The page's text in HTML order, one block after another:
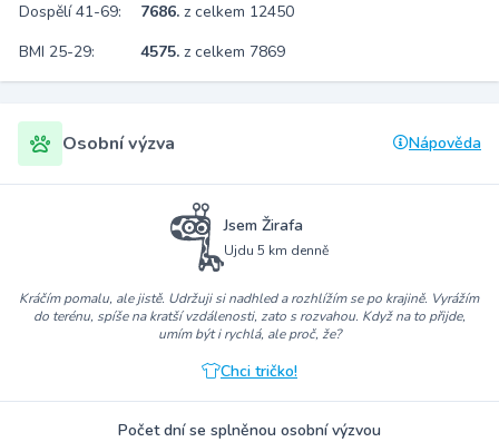
Dospělí 41-69:
7686. z celkem 12450
BMI 25-29:
4575. z celkem 7869
Osobní výzva Nápověda
Jsem Žirafa
Ujdu 5 km denně
Kráčím pomalu, ale jistě. Udržuji si nadhled a rozhlížím se po krajině. Vyrážím
do terénu, spíše na kratší vzdálenosti, zato s rozvahou. Když na to přijde,
umím být i rychlá, ale proč, že?
Chci tričko!
Počet dní se splněnou osobní výzvou